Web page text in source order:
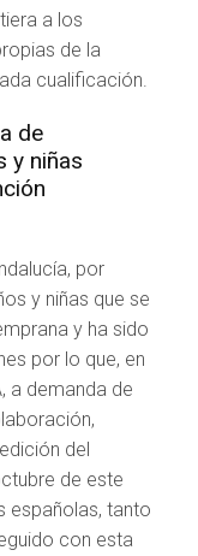
a los
de la
cualificación.
de
y niñas
por
y niñas que se
y ha sido
por lo que, en
a demanda de
del
de este
españolas, tanto
con esta